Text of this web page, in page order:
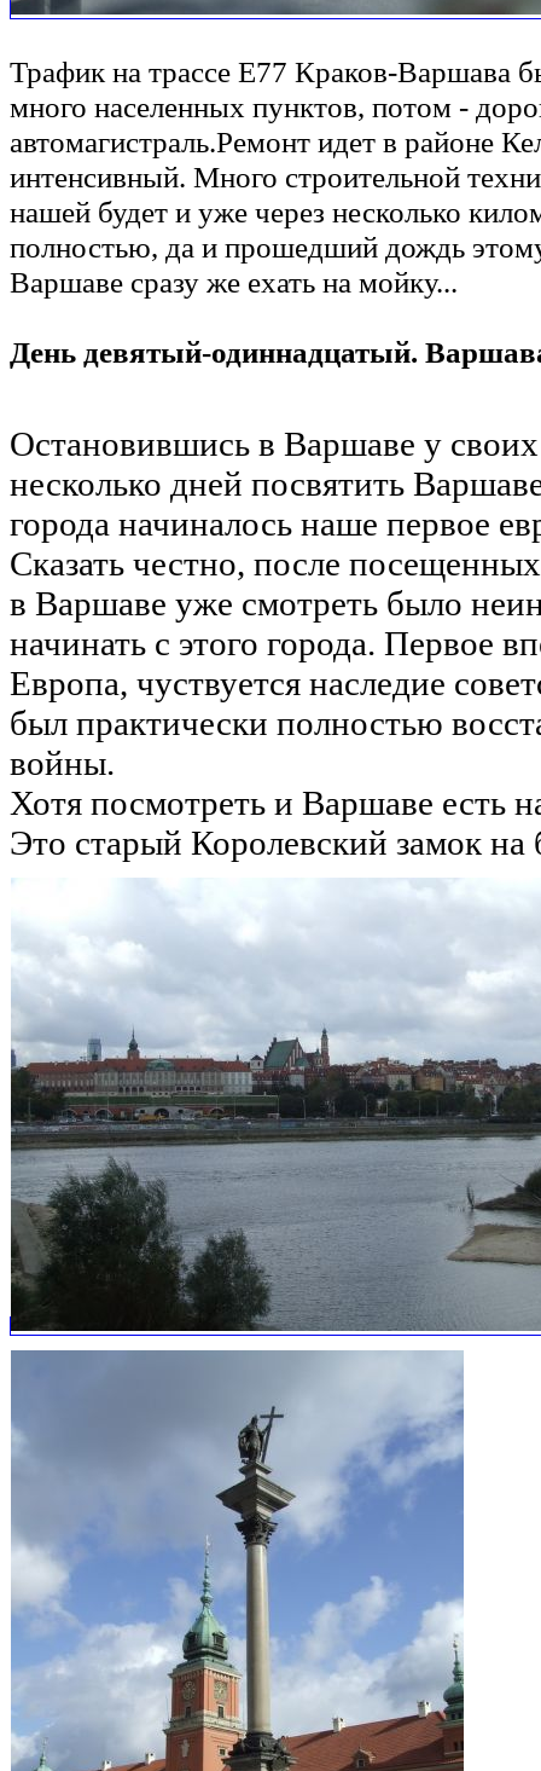
Трафик на трассе E77 Краков-Варшава
много населенных пунктов, потом -
автомагистраль.Ремонт идет в районе
интенсивный. Много строительной
нашей будет и уже через несколько
полностью, да и прошедший дождь
Варшаве сразу же ехать на мойку...
День девятый-одиннадцатый.
Остановившись в Варшаве у
несколько дней посвятить
города начиналось наше первое
Сказать честно, после
в Варшаве уже смотреть было
начинать с этого города. Первое
Европа, чуствуется наследие
был практически полностью
войны.
Хотя посмотреть и Варшаве есть
Это старый Королевский замок на